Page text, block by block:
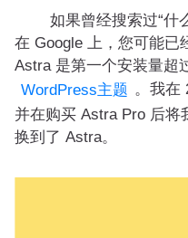
如果曾经搜索过“什
在 Google 上，您可能已
Astra 是第一个安装量超
WordPress主题 。我在
并在购买 Astra Pro 后将
换到了 Astra。